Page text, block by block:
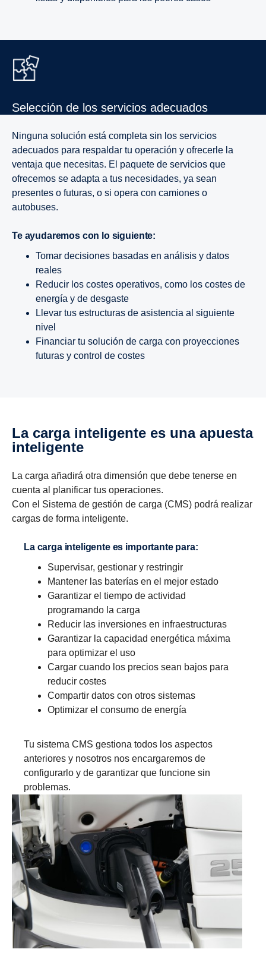
Selec­ción de los servi­cios adecuados
Ninguna solución está completa sin los servicios
adecuados para respaldar tu operación y ofrecerle la
ventaja que necesitas. El paquete de servicios que
ofrecemos se adapta a tus necesidades, ya sean
presentes o futuras, o si opera con camiones o
autobuses.
Te ayudaremos con lo siguiente:
Tomar decisiones basadas en análisis y datos
reales
Reducir los costes operativos, como los costes de
energía y de desgaste
Llevar tus estructuras de asistencia al siguiente
nivel
Financiar tu solución de carga con proyecciones
futuras y control de costes
La carga inteli­gente es una apuesta
inteli­gente
La carga añadirá otra dimensión que debe tenerse en
cuenta al planificar tus operaciones.
Con el Sistema de gestión de carga (CMS) podrá realizar
cargas de forma inteligente.
La carga inteligente es importante para:
Supervisar, gestionar y restringir
Mantener las baterías en el mejor estado
Garantizar el tiempo de actividad
programando la carga
Reducir las inversiones en infraestructuras
Garantizar la capacidad energética máxima
para optimizar el uso
Cargar cuando los precios sean bajos para
reducir costes
Compartir datos con otros sistemas
Optimizar el consumo de energía
Tu sistema CMS gestiona todos los aspectos
anteriores y nosotros nos encargaremos de
configurarlo y de garantizar que funcione sin
problemas.